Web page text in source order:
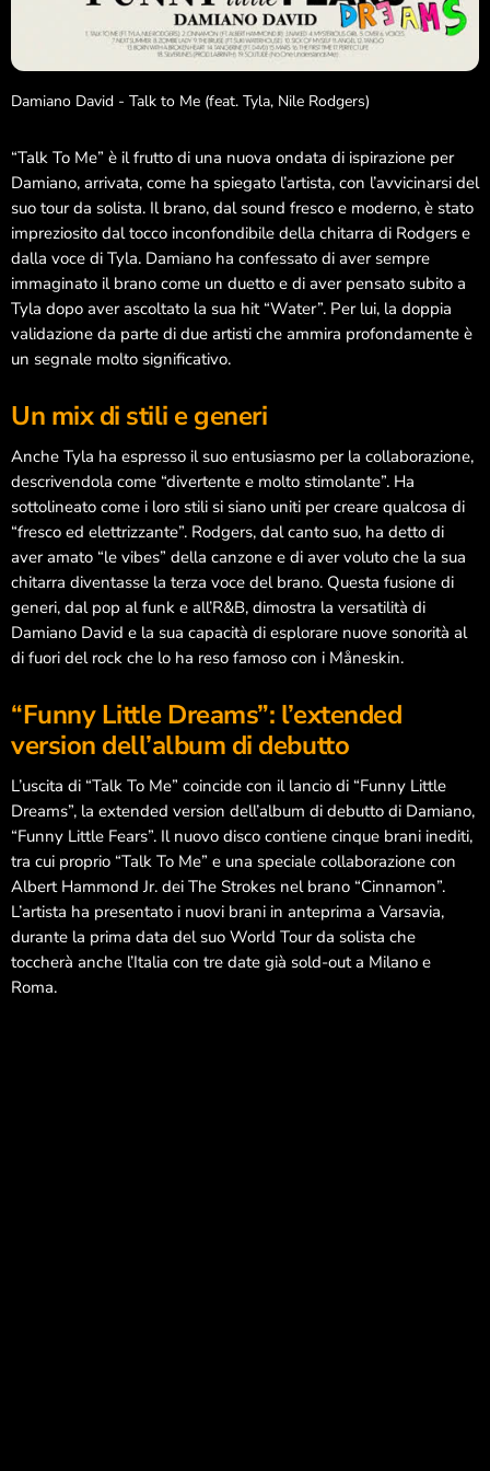
Giugno 2026
Febbraio 2026
Gennaio 2026
Ottobre 2025
Settembre 2025
Dicembre 2024
Ottobre 2024
Settembre 2024
Giugno 2024
Maggio 2024
Aprile 2024
Marzo 2024
Categorie
Arte e Cultura
Così è (se libriamo)
Dance life
Danza
Interviste
Damiano David - Talk to Me (feat. Tyla, Nile Rodgers)
“Talk To Me” è il frutto di una nuova ondata di ispirazione per
Damiano, arrivata, come ha spiegato l’artista, con l’avvicinarsi del
suo tour da solista. Il brano, dal sound fresco e moderno, è stato
impreziosito dal tocco inconfondibile della chitarra di Rodgers e
dalla voce di Tyla. Damiano ha confessato di aver sempre
immaginato il brano come un duetto e di aver pensato subito a
Tyla dopo aver ascoltato la sua hit “Water”. Per lui, la doppia
validazione da parte di due artisti che ammira profondamente è
un segnale molto significativo.
Un mix di stili e generi
Anche Tyla ha espresso il suo entusiasmo per la collaborazione,
descrivendola come “divertente e molto stimolante”. Ha
sottolineato come i loro stili si siano uniti per creare qualcosa di
“fresco ed elettrizzante”. Rodgers, dal canto suo, ha detto di
aver amato “le vibes” della canzone e di aver voluto che la sua
chitarra diventasse la terza voce del brano. Questa fusione di
generi, dal pop al funk e all’R&B, dimostra la versatilità di
Damiano David e la sua capacità di esplorare nuove sonorità al
di fuori del rock che lo ha reso famoso con i Måneskin.
“Funny Little Dreams”: l’extended
version dell’album di debutto
L’uscita di “Talk To Me” coincide con il lancio di “Funny Little
Dreams”, la extended version dell’album di debutto di Damiano,
“Funny Little Fears”. Il nuovo disco contiene cinque brani inediti,
tra cui proprio “Talk To Me” e una speciale collaborazione con
Albert Hammond Jr. dei The Strokes nel brano “Cinnamon”.
L’artista ha presentato i nuovi brani in anteprima a Varsavia,
durante la prima data del suo World Tour da solista che
toccherà anche l’Italia con tre date già sold-out a Milano e
Roma.